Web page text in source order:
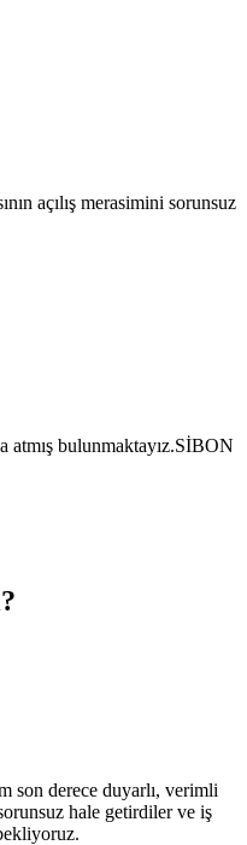
açılış merasimini sorunsuz
atmış bulunmaktayız.SİBON
son derece duyarlı, verimli
hale getirdiler ve iş